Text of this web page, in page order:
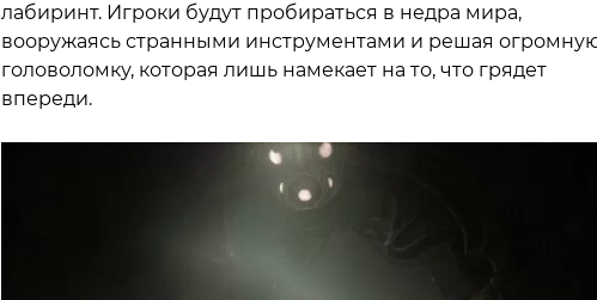
лабиринт. Игроки будут пробираться в недра мира,
вооружаясь странными инструментами и решая
головоломку, которая лишь намекает на то, что грядет
впереди.